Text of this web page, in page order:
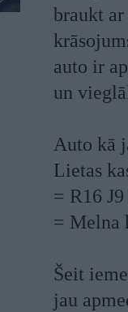
braukt
auto ir
un
Auto kā
Lietas
= R16
= Melna
Šeit
jau